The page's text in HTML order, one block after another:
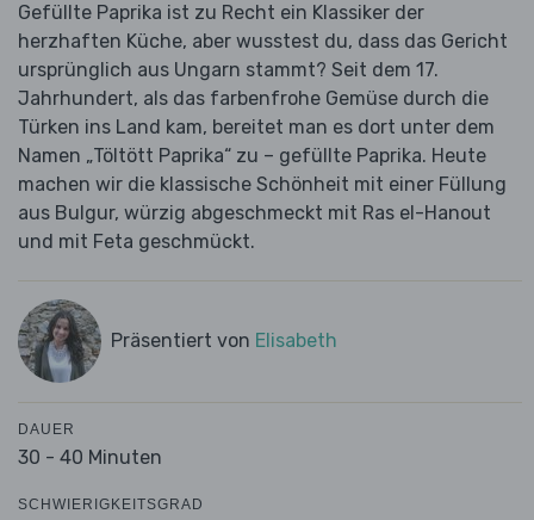
Gefüllte Paprika ist zu Recht ein Klassiker der
herzhaften Küche, aber wusstest du, dass das Gericht
ursprünglich aus Ungarn stammt? Seit dem 17.
Jahrhundert, als das farbenfrohe Gemüse durch die
Türken ins Land kam, bereitet man es dort unter dem
Namen „Töltött Paprika“ zu – gefüllte Paprika. Heute
machen wir die klassische Schönheit mit einer Füllung
aus Bulgur, würzig abgeschmeckt mit Ras el-Hanout
und mit Feta geschmückt.
Präsentiert von Elisabeth
DAUER
30 - 40 Minuten
SCHWIERIGKEITSGRAD